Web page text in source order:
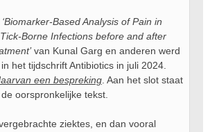
‘Biomarker-Based Analysis of Pain in
Borne Infections before and after
van Kunal Garg en anderen werd
het tijdschrift Antibiotics in juli 2024.
een bespreking . Aan het slot staat
oorspronkelijke tekst.
ziektes, en dan vooral